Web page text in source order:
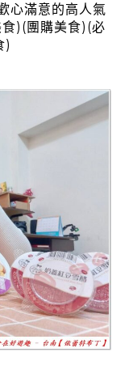
心滿意的高人氣
)(團購美食)(必
)